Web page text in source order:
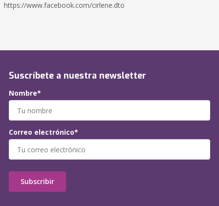
https://www.facebook.com/cirlene.dto
Suscríbete a nuestra newsletter
Nombre*
Correo electrónico*
Subscribir